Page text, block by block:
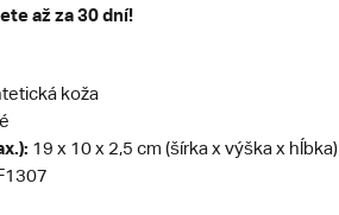
až za 30 dní!
koža
19 x 10 x 2,5 cm (šírka x výška x hĺbka)